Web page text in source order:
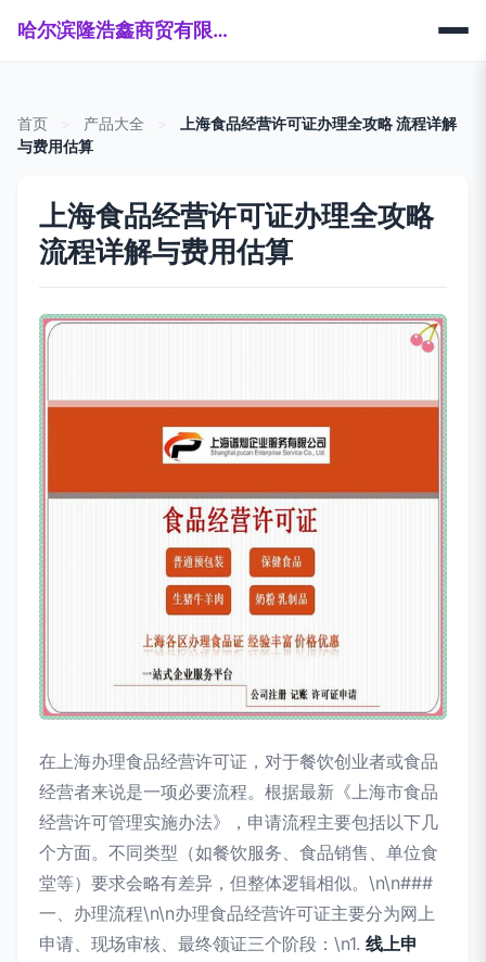
哈尔滨隆浩鑫商贸有限公司
首页 产品大全
上海食品经营许可证办理全攻略 流程详解
与费用估算
上海食品经营许可证办理全攻略
流程详解与费用估算
在上海办理食品经营许可证，对于餐饮创业者或食品
经营者来说是一项必要流程。根据最新《上海市食品
经营许可管理实施办法》，申请流程主要包括以下几
个方面。不同类型（如餐饮服务、食品销售、单位食
堂等）要求会略有差异，但整体逻辑相似。\n\n###
一、办理流程\n\n办理食品经营许可证主要分为网上
申请、现场审核、最终领证三个阶段：\n1. 线上申